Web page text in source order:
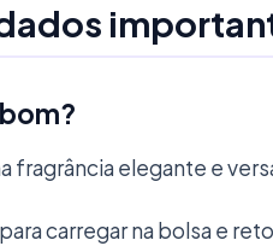
fragrância elegante e
carregar na bolsa e